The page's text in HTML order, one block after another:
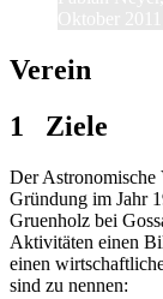
Verein
1 Ziele
Der Astronomische
Gründung im Jahr
Gruenholz bei
Aktivitäten einen
einen
sind zu nennen: